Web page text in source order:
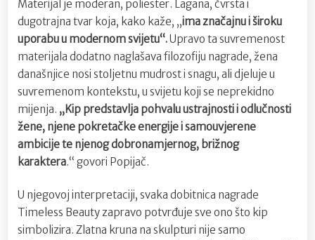
Materijal je moderan, poliester. Lagana, čvrsta i
dugotrajna tvar koja, kako kaže, „ima značajnu i široku
uporabu u modernom svijetu“.Upravo ta suvremenost
materijala dodatno naglašava filozofiju nagrade, žena
današnjice nosi stoljetnu mudrost i snagu, ali djeluje u
suvremenom kontekstu, u svijetu koji se neprekidno
mijenja. „Kip predstavlja pohvalu ustrajnosti i odlučnosti
žene, njene pokretačke energije i samouvjerene
ambicije te njenog dobronamjernog, brižnog
karaktera.“ govori Popijač.
U njegovoj interpretaciji, svaka dobitnica nagrade
Timeless Beauty zapravo potvrđuje sve ono što kip
simbolizira. Zlatna kruna na skulpturi nije samo